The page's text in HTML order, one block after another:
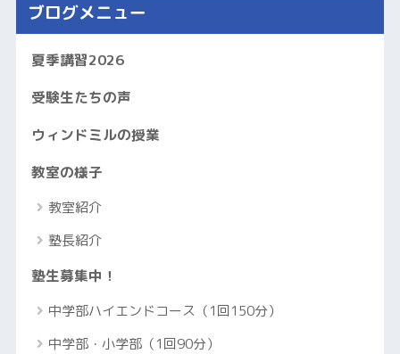
ブログメニュー
夏季講習2026
受験生たちの声
ウィンドミルの授業
教室の様子
教室紹介
塾長紹介
塾生募集中！
中学部ハイエンドコース（1回150分）
中学部・小学部（1回90分）